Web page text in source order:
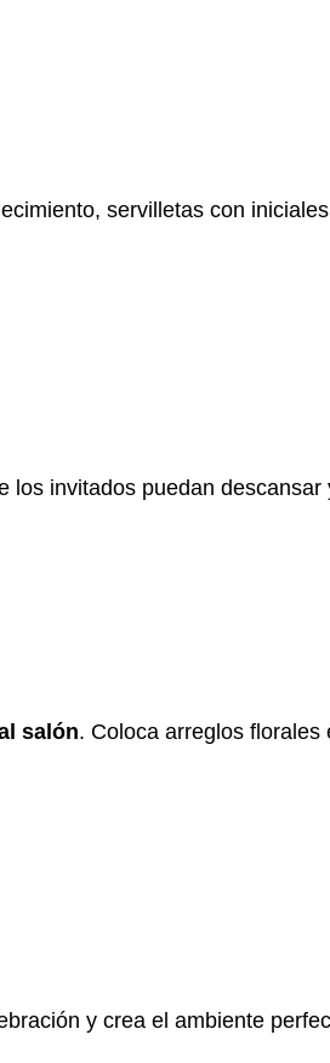
servilletas con
los invitados puedan
salón. Coloca arreglos
y crea el ambiente